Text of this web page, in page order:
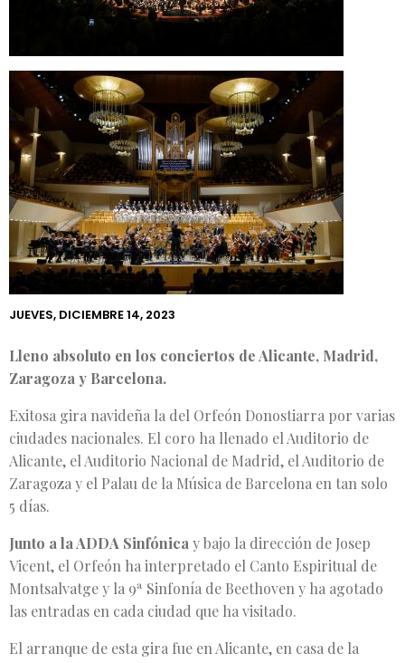
JUEVES, DICIEMBRE 14, 2023
Lleno absoluto en los conciertos de Alicante, Madrid,
Zaragoza y Barcelona.
Exitosa gira navideña la del Orfeón Donostiarra por varias
ciudades nacionales. El coro ha llenado el Auditorio de
Alicante, el Auditorio Nacional de Madrid, el Auditorio de
Zaragoza y el Palau de la Música de Barcelona en tan solo
5 días.
Junto a la ADDA Sinfónicay bajo la dirección de Josep
Vicent, el Orfeón ha interpretado el Canto Espiritual de
Montsalvatge y la 9ª Sinfonía de Beethoven y ha agotado
las entradas en cada ciudad que ha visitado.
El arranque de esta gira fue en Alicante, en casa de la